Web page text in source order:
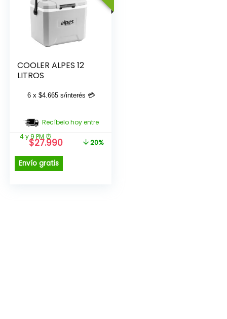
COOLER ALPES 12
LITROS
6 x$4.665 s/interés 💳
Recíbelo hoy entre
4 y 9 PM ⏰
El
original
era:
$27.990El
es:
Envío gratis
20%